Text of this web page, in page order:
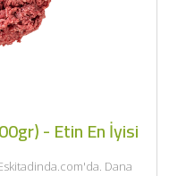
- Etin En İyisi
Dana